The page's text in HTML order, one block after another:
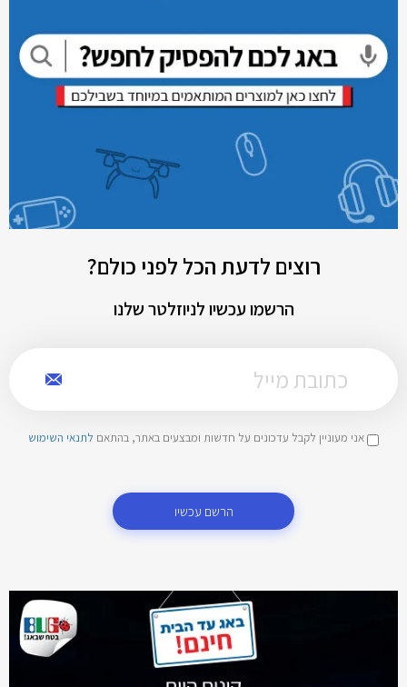
רוצים לדעת הכל לפני כולם?
הרשמו עכשיו לניוזלטר שלנו
אני מעוניין לקבל עדכונים על חדשות ומבצעים באתר, בהתאם לתנאי השימוש
הרשם עכשיו